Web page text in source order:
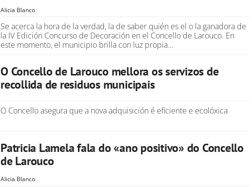
Alicia Blanco
Se acerca la hora de la verdad, la de saber quién es el o la ganadora de
la IV Edición Concurso de Decoración en el Concello de Larouco. En
este momento, el municipio brilla con luz propia…
O Concello de Larouco mellora os servizos de
recollida de residuos municipais
O Concello asegura que a nova adquisición é eficiente e ecolóxica
Patricia Lamela fala do «ano positivo» do Concello
de Larouco
Alicia Blanco